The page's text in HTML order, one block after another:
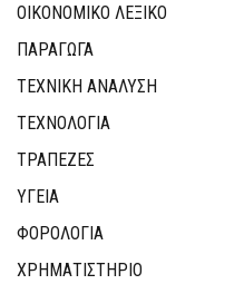
ΟΙΚΟΝΟΜΙΚΟ ΛΕΞΙΚΟ
ΠΑΡΑΓΩΓΑ
ΤΕΧΝΙΚΗ ΑΝΑΛΥΣΗ
ΤΕΧΝΟΛΟΓΙΑ
ΤΡΆΠΕΖΕΣ
ΥΓΕΙΑ
ΦΟΡΟΛΟΓΙΑ
ΧΡΗΜΑΤΙΣΤΗΡΙΟ